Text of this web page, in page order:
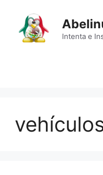
contenido
Intenta e